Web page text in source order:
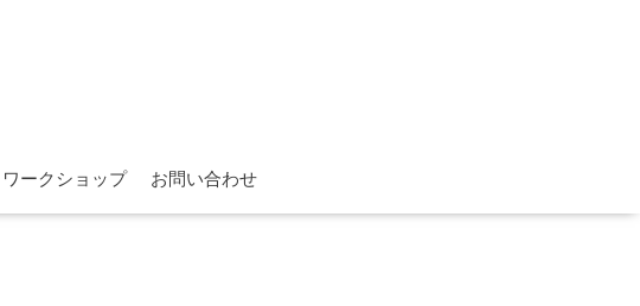
ワークショップ お問い合わせ